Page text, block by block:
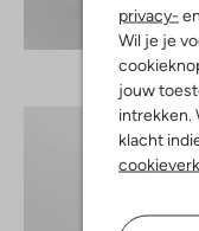
privacy- en
Wil je je
jouw
intrekken.
klacht
Ontdek de